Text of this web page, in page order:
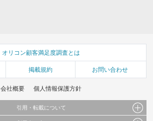
オリコン顧客満足度調査とは
掲載規約 お問い合わせ
会社概要 個人情報保護方針
引用・転載について